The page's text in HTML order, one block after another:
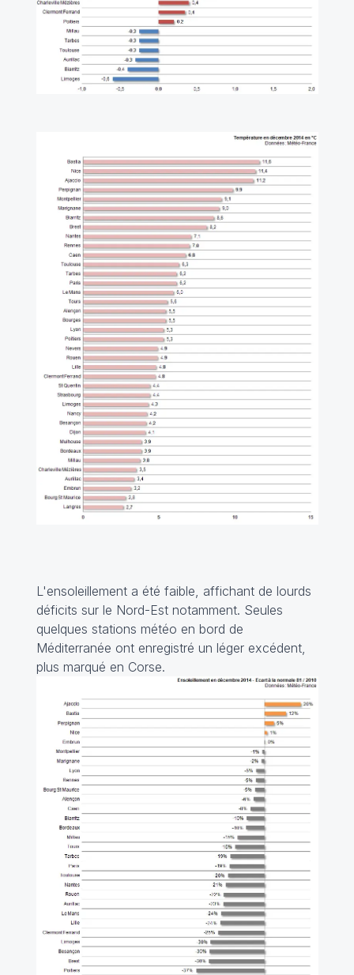
L'ensoleillement a été faible, affichant de lourds
déficits sur le Nord-Est notamment. Seules
quelques stations météo en bord de
Méditerranée ont enregistré un léger excédent,
plus marqué en Corse.